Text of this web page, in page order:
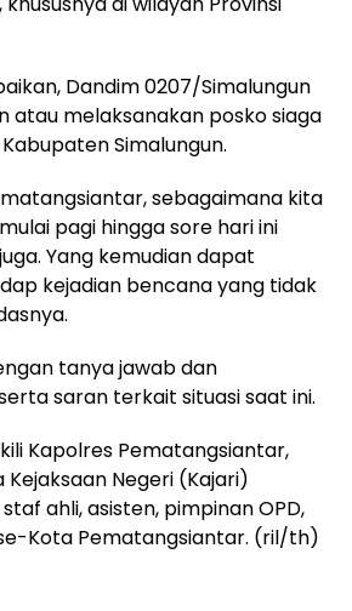
Dandim 0207/Simalungun
atau melaksanakan posko siaga
Simalungun.
sebagaimana kita
pagi hingga sore hari ini
Yang kemudian dapat
kejadian bencana yang tidak
tanya jawab dan
saran terkait situasi saat ini.
Kapolres Pematangsiantar,
Negeri (Kajari)
ahli, asisten, pimpinan OPD,
Kota Pematangsiantar. (ril/th)